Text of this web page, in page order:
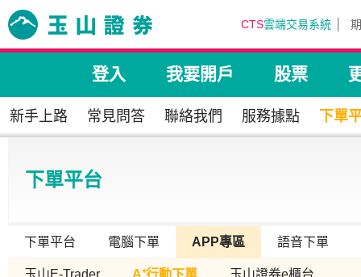
CTS雲端交易系統
登入 我要開戶 股票
新手上路 常見問答 聯絡我們 服務據點 下單
下單平台
下單平台 電腦下單 APP專區 語音下單
玉山E-Trader A⁺行動下單 玉山證券e櫃台